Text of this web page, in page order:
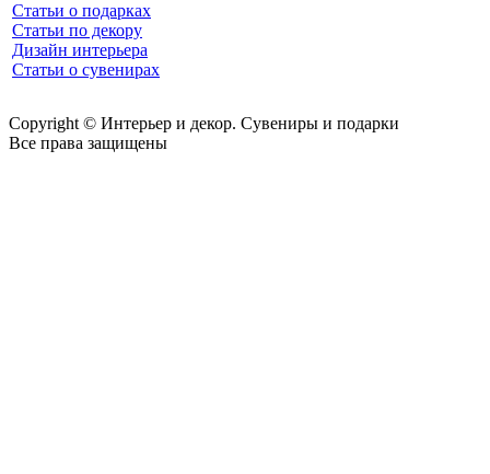
Статьи о подарках
Статьи по декору
Дизайн интерьера
Статьи о сувенирах
Copyright © Интерьер и декор. Сувениры и подарки
Все права защищены